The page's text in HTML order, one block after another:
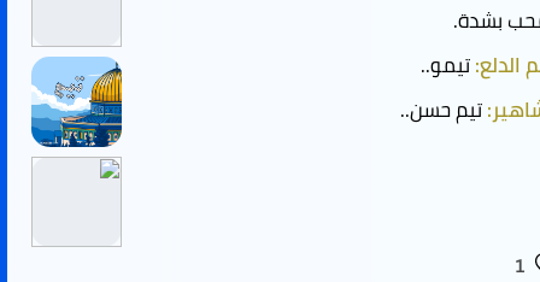
بشدة.
الدلع:تيمو..
تيم حسن..
1